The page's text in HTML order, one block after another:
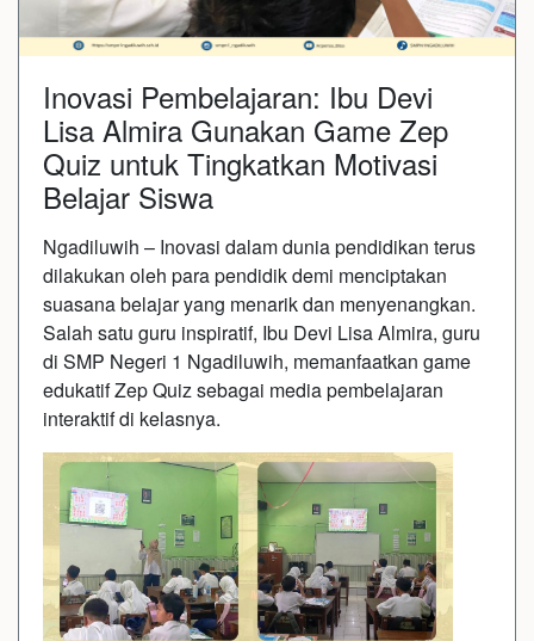
Inovasi Pembelajaran: Ibu Devi
Lisa Almira Gunakan Game Zep
Quiz untuk Tingkatkan Motivasi
Belajar Siswa
Ngadiluwih – Inovasi dalam dunia pendidikan terus
dilakukan oleh para pendidik demi menciptakan
suasana belajar yang menarik dan menyenangkan.
Salah satu guru inspiratif, Ibu Devi Lisa Almira, guru
di SMP Negeri 1 Ngadiluwih, memanfaatkan game
edukatif Zep Quiz sebagai media pembelajaran
interaktif di kelasnya.